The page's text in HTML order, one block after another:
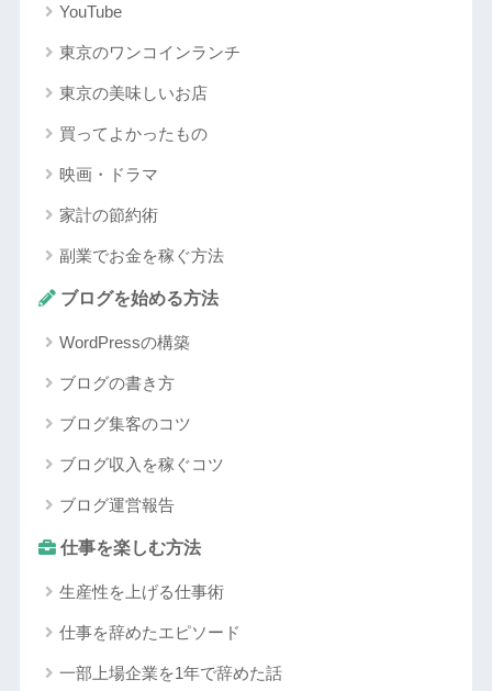
YouTube
東京のワンコインランチ
東京の美味しいお店
買ってよかったもの
映画・ドラマ
家計の節約術
副業でお金を稼ぐ方法
ブログを始める方法
WordPressの構築
ブログの書き方
ブログ集客のコツ
ブログ収入を稼ぐコツ
ブログ運営報告
仕事を楽しむ方法
生産性を上げる仕事術
仕事を辞めたエピソード
一部上場企業を1年で辞めた話